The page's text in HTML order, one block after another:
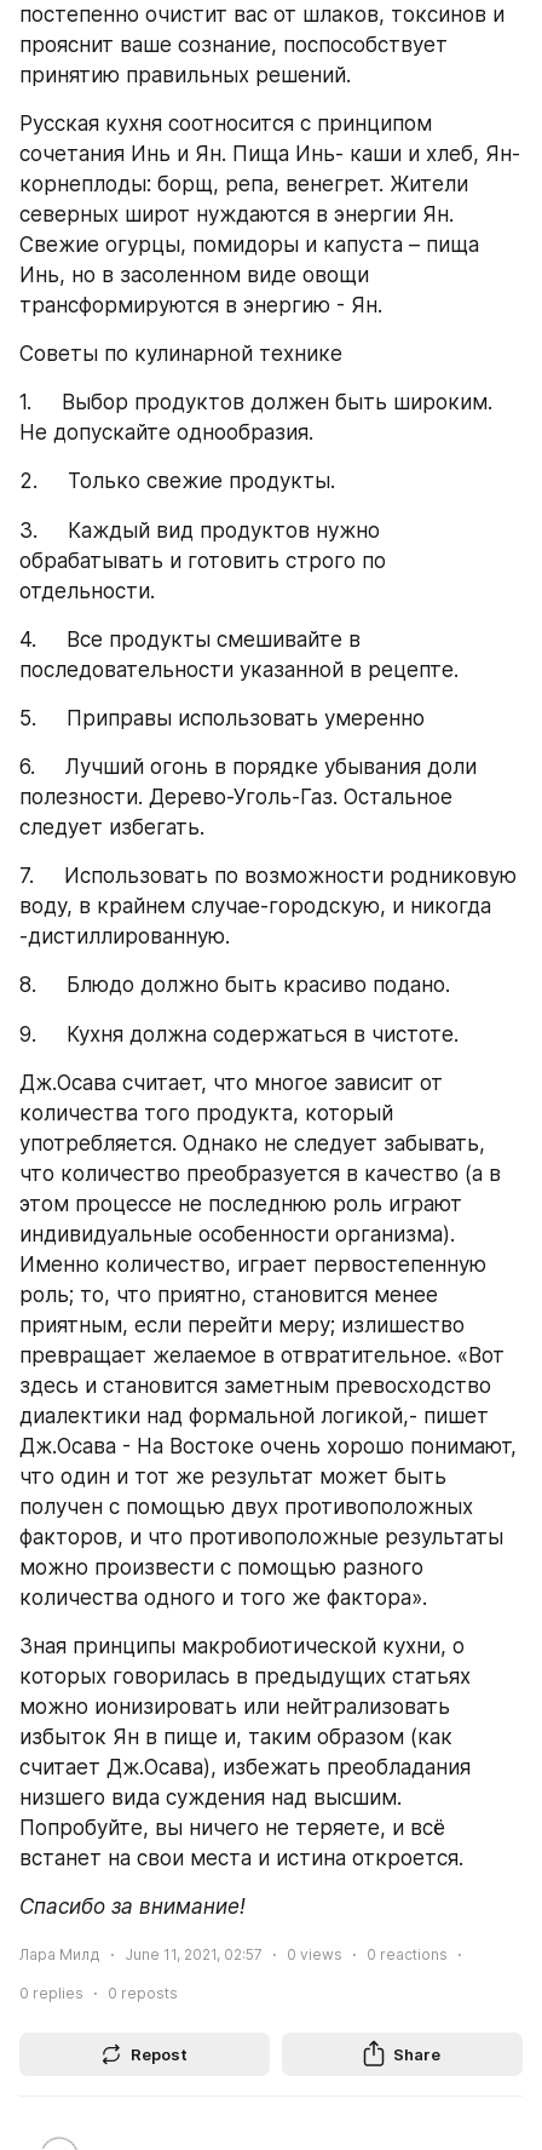
постепенно очистит вас от шлаков, токсинов и
прояснит ваше сознание, поспособствует
принятию правильных решений.
Русская кухня соотносится с принципом
сочетания Инь и Ян. Пища Инь- каши и хлеб, Ян-
корнеплоды: борщ, репа, венегрет. Жители
северных широт нуждаются в энергии Ян.
Свежие огурцы, помидоры и капуста – пища
Инь, но в засоленном виде овощи
трансформируются в энергию - Ян.
Советы по кулинарной технике
1.     Выбор продуктов должен быть широким.
Не допускайте однообразия.
2.     Только свежие продукты.
3.     Каждый вид продуктов нужно
обрабатывать и готовить строго по
отдельности.
4.     Все продукты смешивайте в
последовательности указанной в рецепте.
5.     Приправы использовать умеренно
6.     Лучший огонь в порядке убывания доли
полезности. Дерево-Уголь-Газ. Остальное
следует избегать.
7.     Использовать по возможности родниковую
воду, в крайнем случае-городскую, и никогда
-дистиллированную.
8.     Блюдо должно быть красиво подано.
9.     Кухня должна содержаться в чистоте.
Дж.Осава считает, что многое зависит от
количества того продукта, который
употребляется. Однако не следует забывать,
что количество преобразуется в качество (а в
этом процессе не последнюю роль играют
индивидуальные особенности организма).
Именно количество, играет первостепенную
роль; то, что приятно, становится менее
приятным, если перейти меру; излишество
превращает желаемое в отвратительное. «Вот
здесь и становится заметным превосходство
диалектики над формальной логикой,- пишет
Дж.Осава - На Востоке очень хорошо понимают,
что один и тот же результат может быть
получен с помощью двух противоположных
факторов, и что противоположные результаты
можно произвести с помощью разного
количества одного и того же фактора».
Зная принципы макробиотической кухни, о
которых говорилась в предыдущих статьях
можно ионизировать или нейтрализовать
избыток Ян в пище и, таким образом (как
считает Дж.Осава), избежать преобладания
низшего вида суждения над высшим.
Попробуйте, вы ничего не теряете, и всё
встанет на свои места и истина откроется.
Спасибо за внимание!
Лара Милд June 11, 2021, 02:57 0 views 0 reactions
0 replies 0 reposts
Repost Share